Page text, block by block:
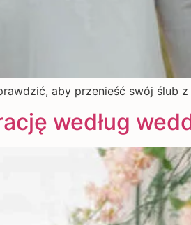
aby przenieść swój ślub
według